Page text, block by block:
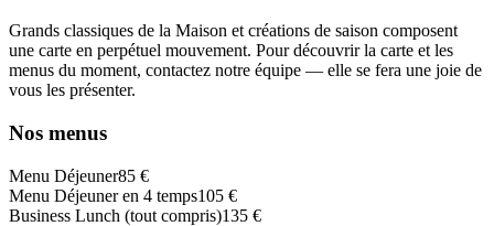
Grands classiques de la Maison et créations de saison composent
une carte en perpétuel mouvement. Pour découvrir la carte et les
menus du moment, contactez notre équipe — elle se fera une joie de
vous les présenter.
Nos menus
Menu Déjeuner85 €
Menu Déjeuner en 4 temps105 €
Business Lunch (tout compris)135 €